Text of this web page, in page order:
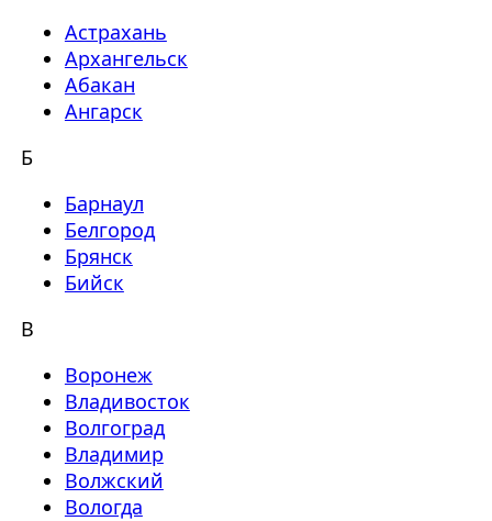
Астрахань
Архангельск
Абакан
Ангарск
Б
Барнаул
Белгород
Брянск
Бийск
В
Воронеж
Владивосток
Волгоград
Владимир
Волжский
Вологда